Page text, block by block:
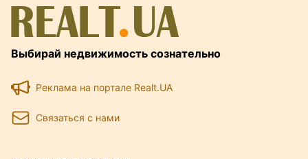
Выбирай недвижимость сознательно
Реклама на портале Realt.UA
Связаться с нами